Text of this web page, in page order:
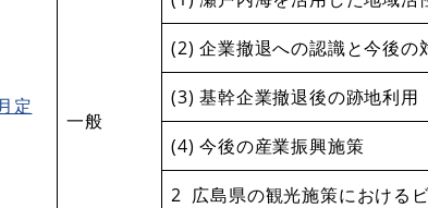
定
一般
(2) 企業撤退への認識と今後の
(3) 基幹企業撤退後の跡地利用
(4) 今後の産業振興施策
2 広島県の観光施策における